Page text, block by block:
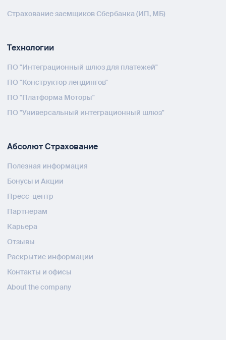
Страхование заемщиков Сбербанка (ИП, МБ)
Технологии
ПО "Интеграционный шлюз для платежей"
ПО "Конструктор лендингов"
ПО "Платформа Моторы"
ПО "Универсальный интеграционный шлюз"
Абсолют Страхование
Полезная информация
Бонусы и Акции
Пресс-центр
Партнерам
Карьера
Отзывы
Раскрытие информации
Контакты и офисы
About the company